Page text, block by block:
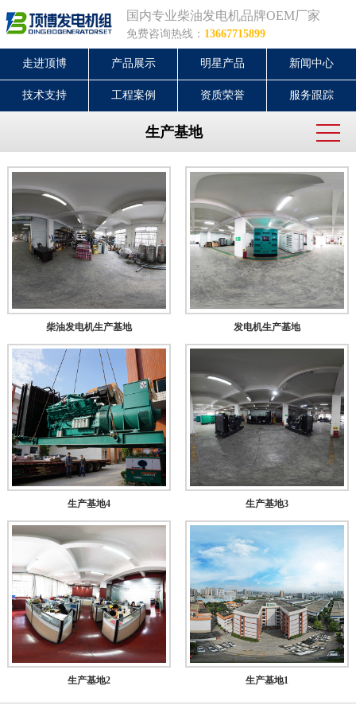
国内专业柴油发电机品牌OEM厂家
免费咨询热线： 13667715899
走进顶博 产品展示 明星产品 新闻中心
技术支持 工程案例 资质荣誉 服务跟踪
生产基地
柴油发电机生产基地 发电机生产基地
生产基地4 生产基地3
生产基地2 生产基地1